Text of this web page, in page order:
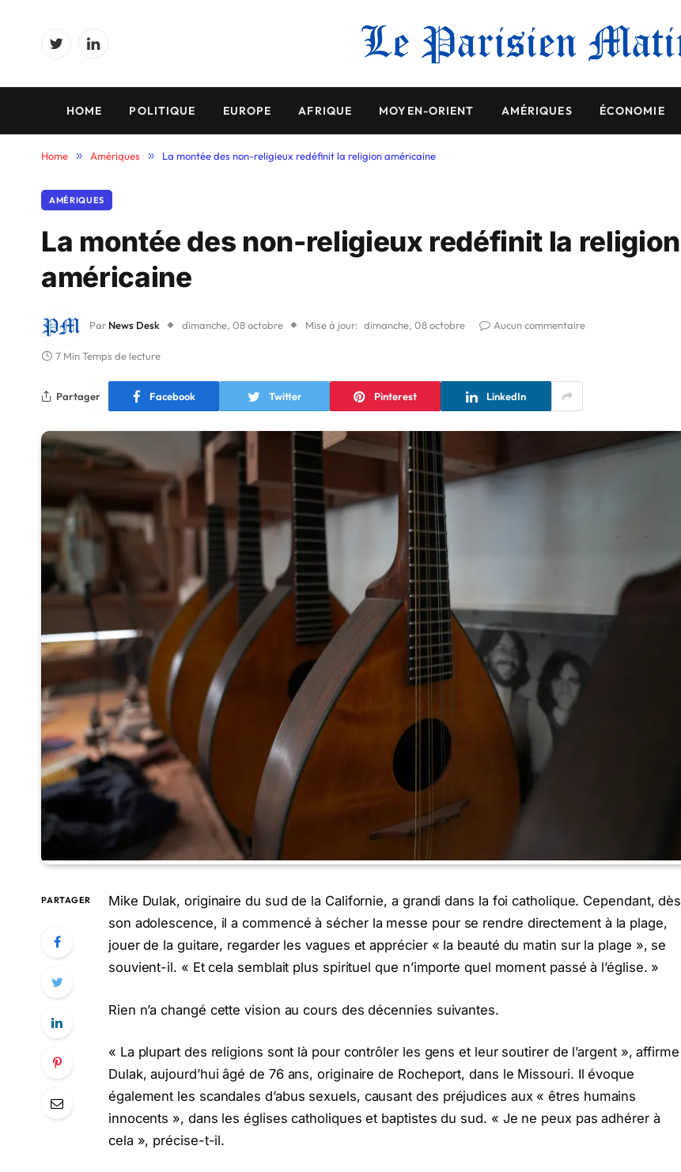
TwitterLinkedIn
HOME POLITIQUE EUROPE AFRIQUE MOYEN-ORIENT AMÉRIQUES ÉCONOMIE
Home » Amériques » La montée des non-religieux redéfinit la religion américaine
AMÉRIQUES
La montée des non-religieux redéfinit la religion
américaine
Par News Desk dimanche, 08 octobre Mise à jour: dimanche, 08 octobre Aucun commentaire
7 Min Temps de lecture
Partager Facebook Twitter Pinterest LinkedIn
PARTAGER
Mike Dulak, originaire du sud de la Californie, a grandi dans la foi catholique. Cependant, dès
son adolescence, il a commencé à sécher la messe pour se rendre directement à la plage,
jouer de la guitare, regarder les vagues et apprécier « la beauté du matin sur la plage », se
souvient-il. « Et cela semblait plus spirituel que n’importe quel moment passé à l’église. »
Rien n’a changé cette vision au cours des décennies suivantes.
« La plupart des religions sont là pour contrôler les gens et leur soutirer de l’argent », affirme
Dulak, aujourd’hui âgé de 76 ans, originaire de Rocheport, dans le Missouri. Il évoque
également les scandales d’abus sexuels, causant des préjudices aux « êtres humains
innocents », dans les églises catholiques et baptistes du sud. « Je ne peux pas adhérer à
cela », précise-t-il.